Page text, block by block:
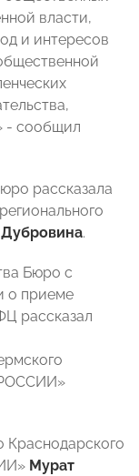
власти,
и интересов
- сообщил
рассказала
.
Бюро с
о приеме
рассказал
РОССИИ»
Мурат